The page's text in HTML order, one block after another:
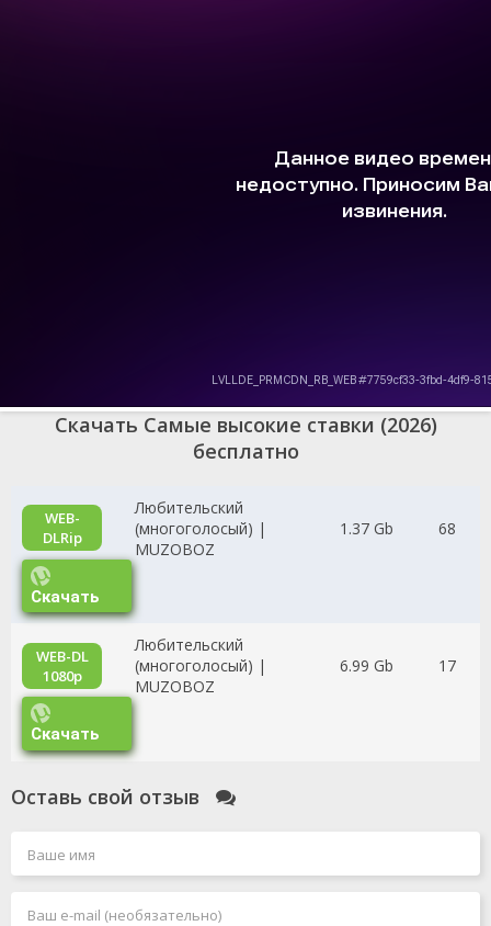
рушится, маски падают, а финальная раздача покажет, что
иногда самые высокие ставки — это расплата за прошлое, от
Скачать Самые высокие ставки (2026)
бесплатно
WEB-
DLRip
Любительский
(многоголосый) |
MUZOBOZ
1.37 Gb 68
Скачать
WEB-DL
1080p
Любительский
(многоголосый) |
MUZOBOZ
6.99 Gb 17
Скачать
Оставь свой отзыв